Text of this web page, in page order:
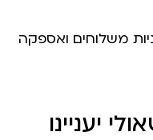
משלוחים ואספקה
יעניינו